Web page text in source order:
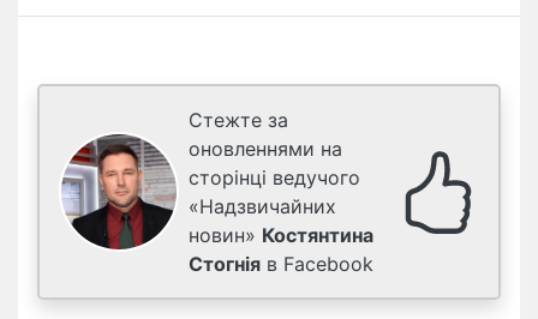
Стежте за
оновленнями на
сторінці ведучого
«Надзвичайних
новин» Костянтина
Стогнія в Facebook